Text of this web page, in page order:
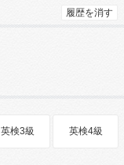
履歴を消す
英検3級 英検4級